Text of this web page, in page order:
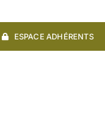
ESPACE ADHÉRENTS